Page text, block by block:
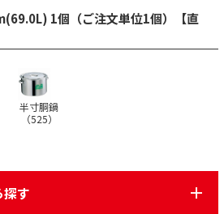
1個（ご注文単位1個）【直
半寸胴鍋
（525）
す